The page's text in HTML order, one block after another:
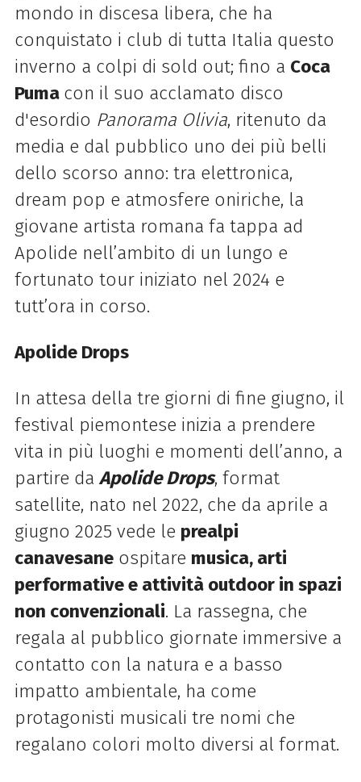
mondo in discesa libera, che ha
conquistato i club di tutta Italia questo
inverno a colpi di sold out; fino a Coca
Puma con il suo acclamato disco
d'esordio Panorama Olivia, ritenuto da
media e dal pubblico uno dei più belli
dello scorso anno: tra elettronica,
dream pop e atmosfere oniriche, la
giovane artista romana fa tappa ad
Apolide nell’ambito di un lungo e
fortunato tour iniziato nel 2024 e
tutt’ora in corso.
Apolide Drops
In attesa della tre giorni di fine giugno, il
festival piemontese inizia a prendere
vita in più luoghi e momenti dell’anno, a
partire da Apolide Drops, format
satellite, nato nel 2022, che da aprile a
giugno 2025 vede le prealpi
canavesaneospitare musica, arti
performative e attività outdoor in spazi
non convenzionali. La rassegna, che
regala al pubblico giornate immersive a
contatto con la natura e a basso
impatto ambientale, ha come
protagonisti musicali tre nomi che
regalano colori molto diversi al format.